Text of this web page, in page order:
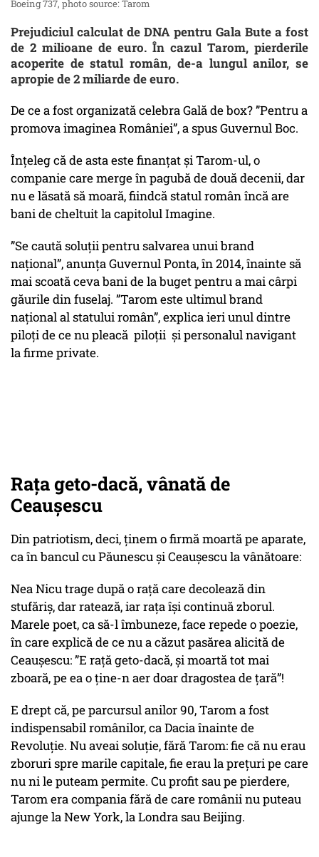
Boeing 737, photo source: Tarom
Prejudiciul calculat de DNA pentru Gala Bute a fost
de 2 milioane de euro. În cazul Tarom, pierderile
acoperite de statul român, de-a lungul anilor, se
apropie de 2 miliarde de euro.
De ce a fost organizată celebra Gală de box? ”Pentru a
promova imaginea României”, a spus Guvernul Boc.
Înțeleg că de asta este finanțat și Tarom-ul, o
companie care merge în pagubă de două decenii, dar
nu e lăsată să moară, fiindcă statul român încă are
bani de cheltuit la capitolul Imagine.
”Se caută soluții pentru salvarea unui brand
național”, anunța Guvernul Ponta, în 2014, înainte să
mai scoată ceva bani de la buget pentru a mai cârpi
găurile din fuselaj. ”Tarom este ultimul brand
național al statului român”, explica ieri unul dintre
piloți de ce nu pleacă piloții și personalul navigant
la firme private.
Rața geto-dacă, vânată de
Ceaușescu
Din patriotism, deci, ținem o firmă moartă pe aparate,
ca în bancul cu Păunescu și Ceaușescu la vânătoare:
Nea Nicu trage după o rață care decolează din
stufăriș, dar ratează, iar rața își continuă zborul.
Marele poet, ca să-l îmbuneze, face repede o poezie,
în care explică de ce nu a căzut pasărea alicită de
Ceaușescu: ”E rață geto-dacă, și moartă tot mai
zboară, pe ea o ține-n aer doar dragostea de țară”!
E drept că, pe parcursul anilor 90, Tarom a fost
indispensabil românilor, ca Dacia înainte de
Revoluție. Nu aveai soluție, fără Tarom: fie că nu erau
zboruri spre marile capitale, fie erau la prețuri pe care
nu ni le puteam permite. Cu profit sau pe pierdere,
Tarom era compania fără de care românii nu puteau
ajunge la New York, la Londra sau Beijing.